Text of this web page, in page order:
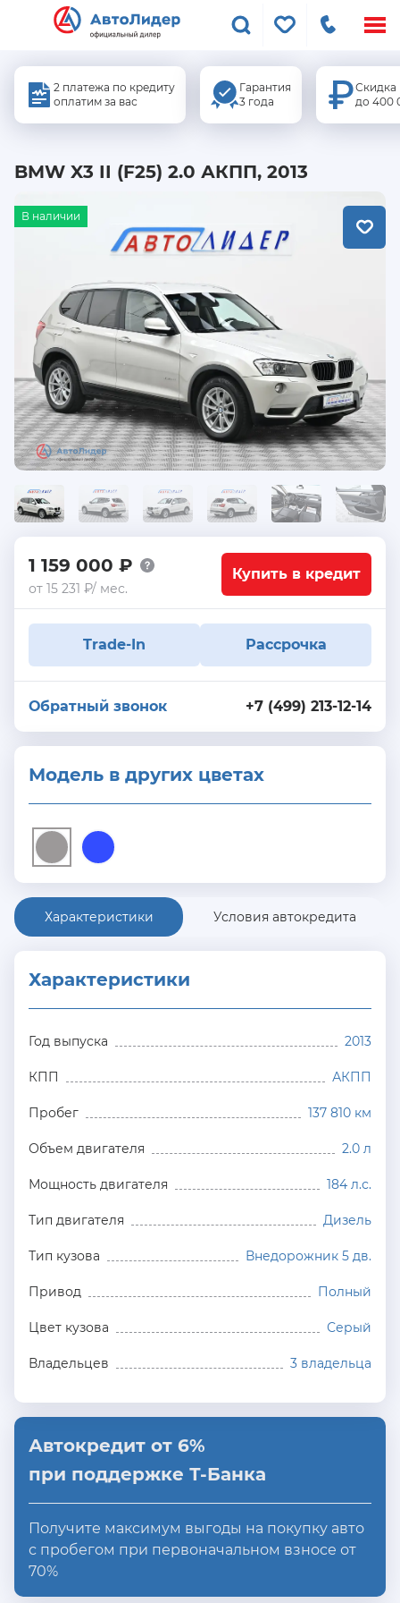
2 платежа по кредиту
оплатим за вас
Гарантия
3 года
Скидка
до 400
BMW X3 II (F25) 2.0 АКПП, 2013
В наличии
1 159 000 ₽
от 15 231 ₽/ мес.
Купить в кредит
Trade-In Рассрочка
+7 (499) 213-12-14
Обратный звонок
Модель в других цветах
Характеристики Условия автокредита
Характеристики
Год выпуска 2013
КПП АКПП
Пробег 137 810 км
Объем двигателя 2.0 л
Мощность двигателя 184 л.с.
Тип двигателя Дизель
Тип кузова Внедорожник 5 дв.
Привод Полный
Цвет кузова Серый
Владельцев 3 владельца
Автокредит от 6%
при поддержке Т-Банка
Получите максимум выгоды на покупку авто
с пробегом при первоначальном взносе от
70%